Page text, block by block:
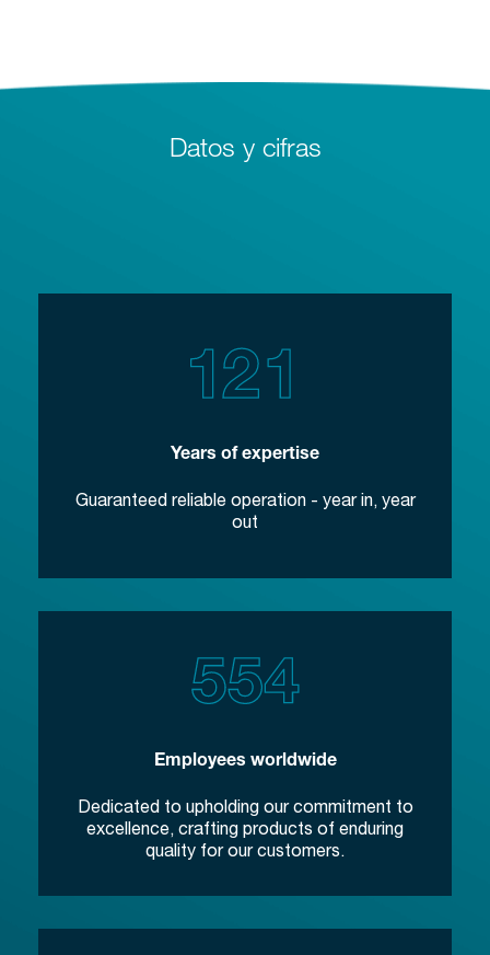
Datos y cifras
Years of expertise
Guaranteed reliable operation - year in, year
out
Employees worldwide
Dedicated to upholding our commitment to
excellence, crafting products of enduring
quality for our customers.